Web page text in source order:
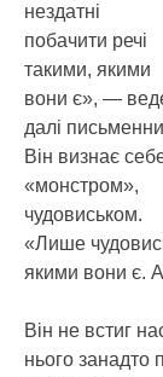
нездатні
побачити речі
такими, якими
вони є», —
далі
Він визнає
«монстром»,
чудовиськом.
«Лише
якими вони є.
Він не встиг
нього занадто